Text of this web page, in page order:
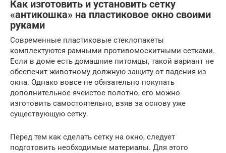
Как изготовить и установить сетку
«антикошка» на пластиковое окно своими
руками
Современные пластиковые стеклопакеты
комплектуются рамными противомоскитными сетками.
Если в доме есть домашние питомцы, такой вариант не
обеспечит животному должную защиту от падения из
окна. Однако вовсе не обязательно покупать
дополнительное ячеистое полотно, его можно
изготовить самостоятельно, взяв за основу уже
существующую сетку.
Перед тем как сделать сетку на окно, следует
подготовить необходимые материалы. Для этого